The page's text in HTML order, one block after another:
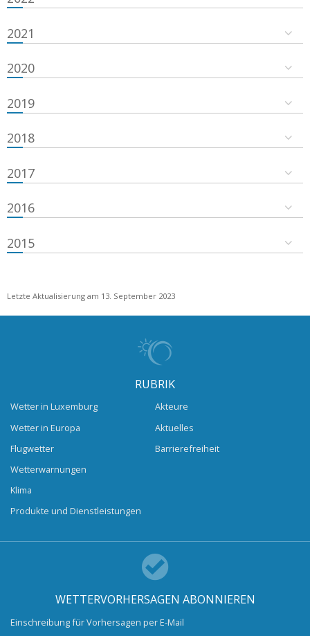
2021
2020
2019
2018
2017
2016
2015
Letzte Aktualisierung am 13. September 2023
RUBRIK
Wetter in Luxemburg
Wetter in Europa
Flugwetter
Wetterwarnungen
Klima
Produkte und Dienstleistungen
Akteure
Aktuelles
Barrierefreiheit
WETTERVORHERSAGEN ABONNIEREN
Einschreibung für Vorhersagen per E-Mail